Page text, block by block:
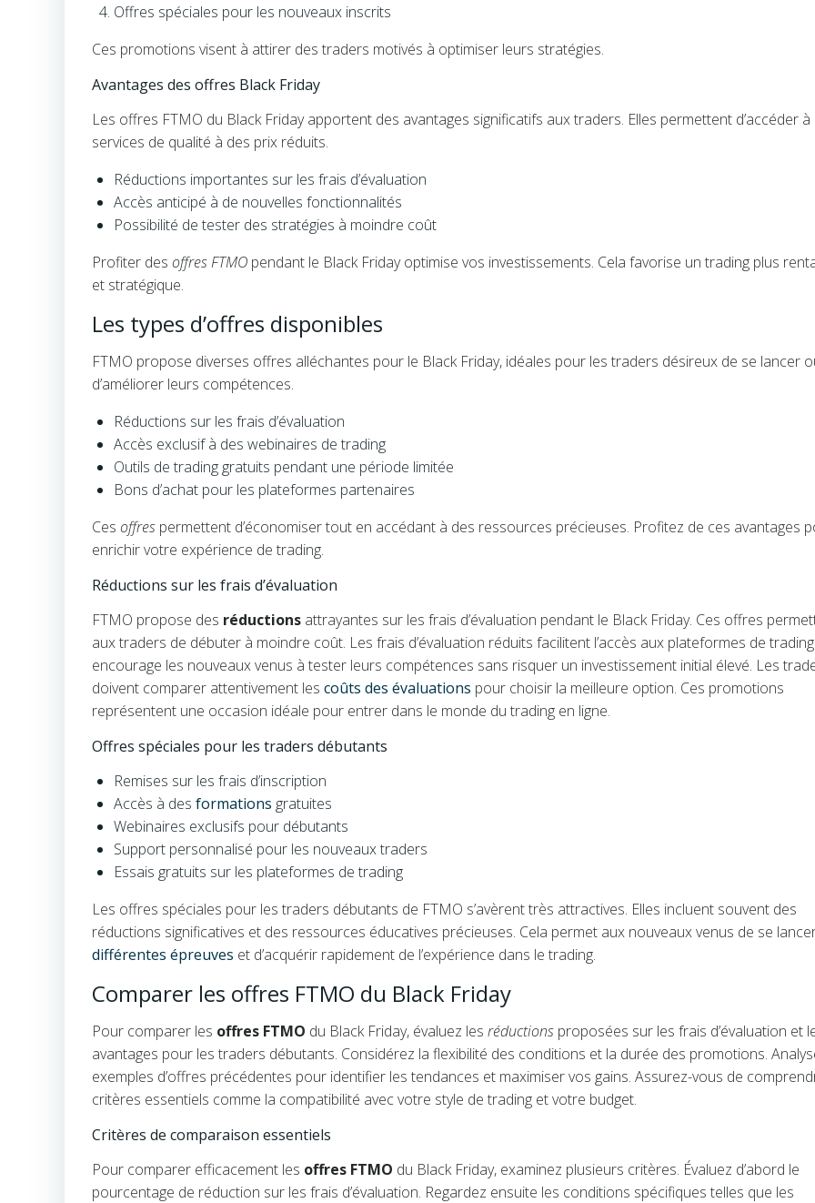
Offres spéciales pour les nouveaux inscrits
Ces promotions visent à attirer des traders motivés à optimiser leurs stratégies.
Avantages des offres Black Friday
Les offres FTMO du Black Friday apportent des avantages significatifs aux traders. Elles permettent d’accéder à
services de qualité à des prix réduits.
Réductions importantes sur les frais d’évaluation
Accès anticipé à de nouvelles fonctionnalités
Possibilité de tester des stratégies à moindre coût
Profiter des offres FTMO pendant le Black Friday optimise vos investissements. Cela favorise un trading plus
et stratégique.
Les types d’offres disponibles
FTMO propose diverses offres alléchantes pour le Black Friday, idéales pour les traders désireux de se lancer
d’améliorer leurs compétences.
Réductions sur les frais d’évaluation
Accès exclusif à des webinaires de trading
Outils de trading gratuits pendant une période limitée
Bons d’achat pour les plateformes partenaires
Ces offres permettent d’économiser tout en accédant à des ressources précieuses. Profitez de ces avantages
enrichir votre expérience de trading.
Réductions sur les frais d’évaluation
FTMO propose des réductions attrayantes sur les frais d’évaluation pendant le Black Friday. Ces offres
aux traders de débuter à moindre coût. Les frais d’évaluation réduits facilitent l’accès aux plateformes de
encourage les nouveaux venus à tester leurs compétences sans risquer un investissement initial élevé. Les
doivent comparer attentivement les coûts des évaluations pour choisir la meilleure option. Ces promotions
représentent une occasion idéale pour entrer dans le monde du trading en ligne.
Offres spéciales pour les traders débutants
Remises sur les frais d’inscription
Accès à des formations gratuites
Webinaires exclusifs pour débutants
Support personnalisé pour les nouveaux traders
Essais gratuits sur les plateformes de trading
Les offres spéciales pour les traders débutants de FTMO s’avèrent très attractives. Elles incluent souvent des
réductions significatives et des ressources éducatives précieuses. Cela permet aux nouveaux venus de se
différentes épreuves et d’acquérir rapidement de l’expérience dans le trading.
Comparer les offres FTMO du Black Friday
Pour comparer les offres FTMO du Black Friday, évaluez les réductions proposées sur les frais d’évaluation et
avantages pour les traders débutants. Considérez la flexibilité des conditions et la durée des promotions.
exemples d’offres précédentes pour identifier les tendances et maximiser vos gains. Assurez-vous de
critères essentiels comme la compatibilité avec votre style de trading et votre budget.
Critères de comparaison essentiels
Pour comparer efficacement les offres FTMO du Black Friday, examinez plusieurs critères. Évaluez d’abord le
pourcentage de réduction sur les frais d’évaluation. Regardez ensuite les conditions spécifiques telles que les